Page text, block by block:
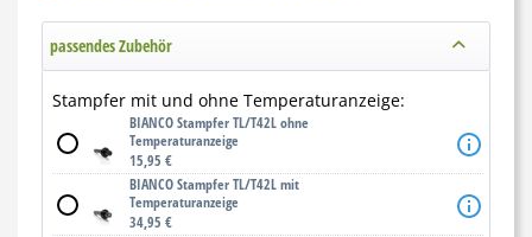
passendes Zubehör
Stampfer mit und ohne Temperaturanzeige:
BIANCO Stampfer TL/T42L ohne
Temperaturanzeige
15,95 €
BIANCO Stampfer TL/T42L mit
Temperaturanzeige
34,95 €